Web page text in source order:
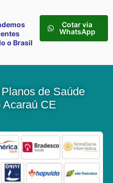
o Brasil
Cotar via
WhatsApp
de Saúde
Acaraú CE